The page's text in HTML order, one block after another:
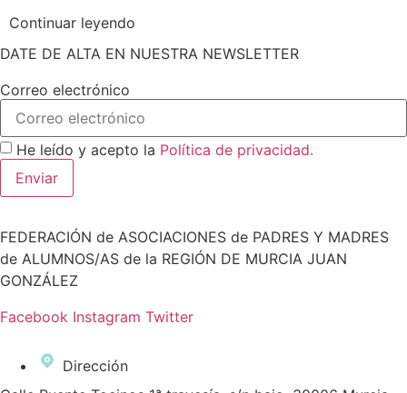
Continuar leyendo
DATE DE ALTA EN NUESTRA NEWSLETTER
Correo electrónico
He leído y acepto la Política de privacidad.
Enviar
FEDERACIÓN de ASOCIACIONES de PADRES Y MADRES
de ALUMNOS/AS de la REGIÓN DE MURCIA JUAN
GONZÁLEZ
Facebook Instagram Twitter
Dirección